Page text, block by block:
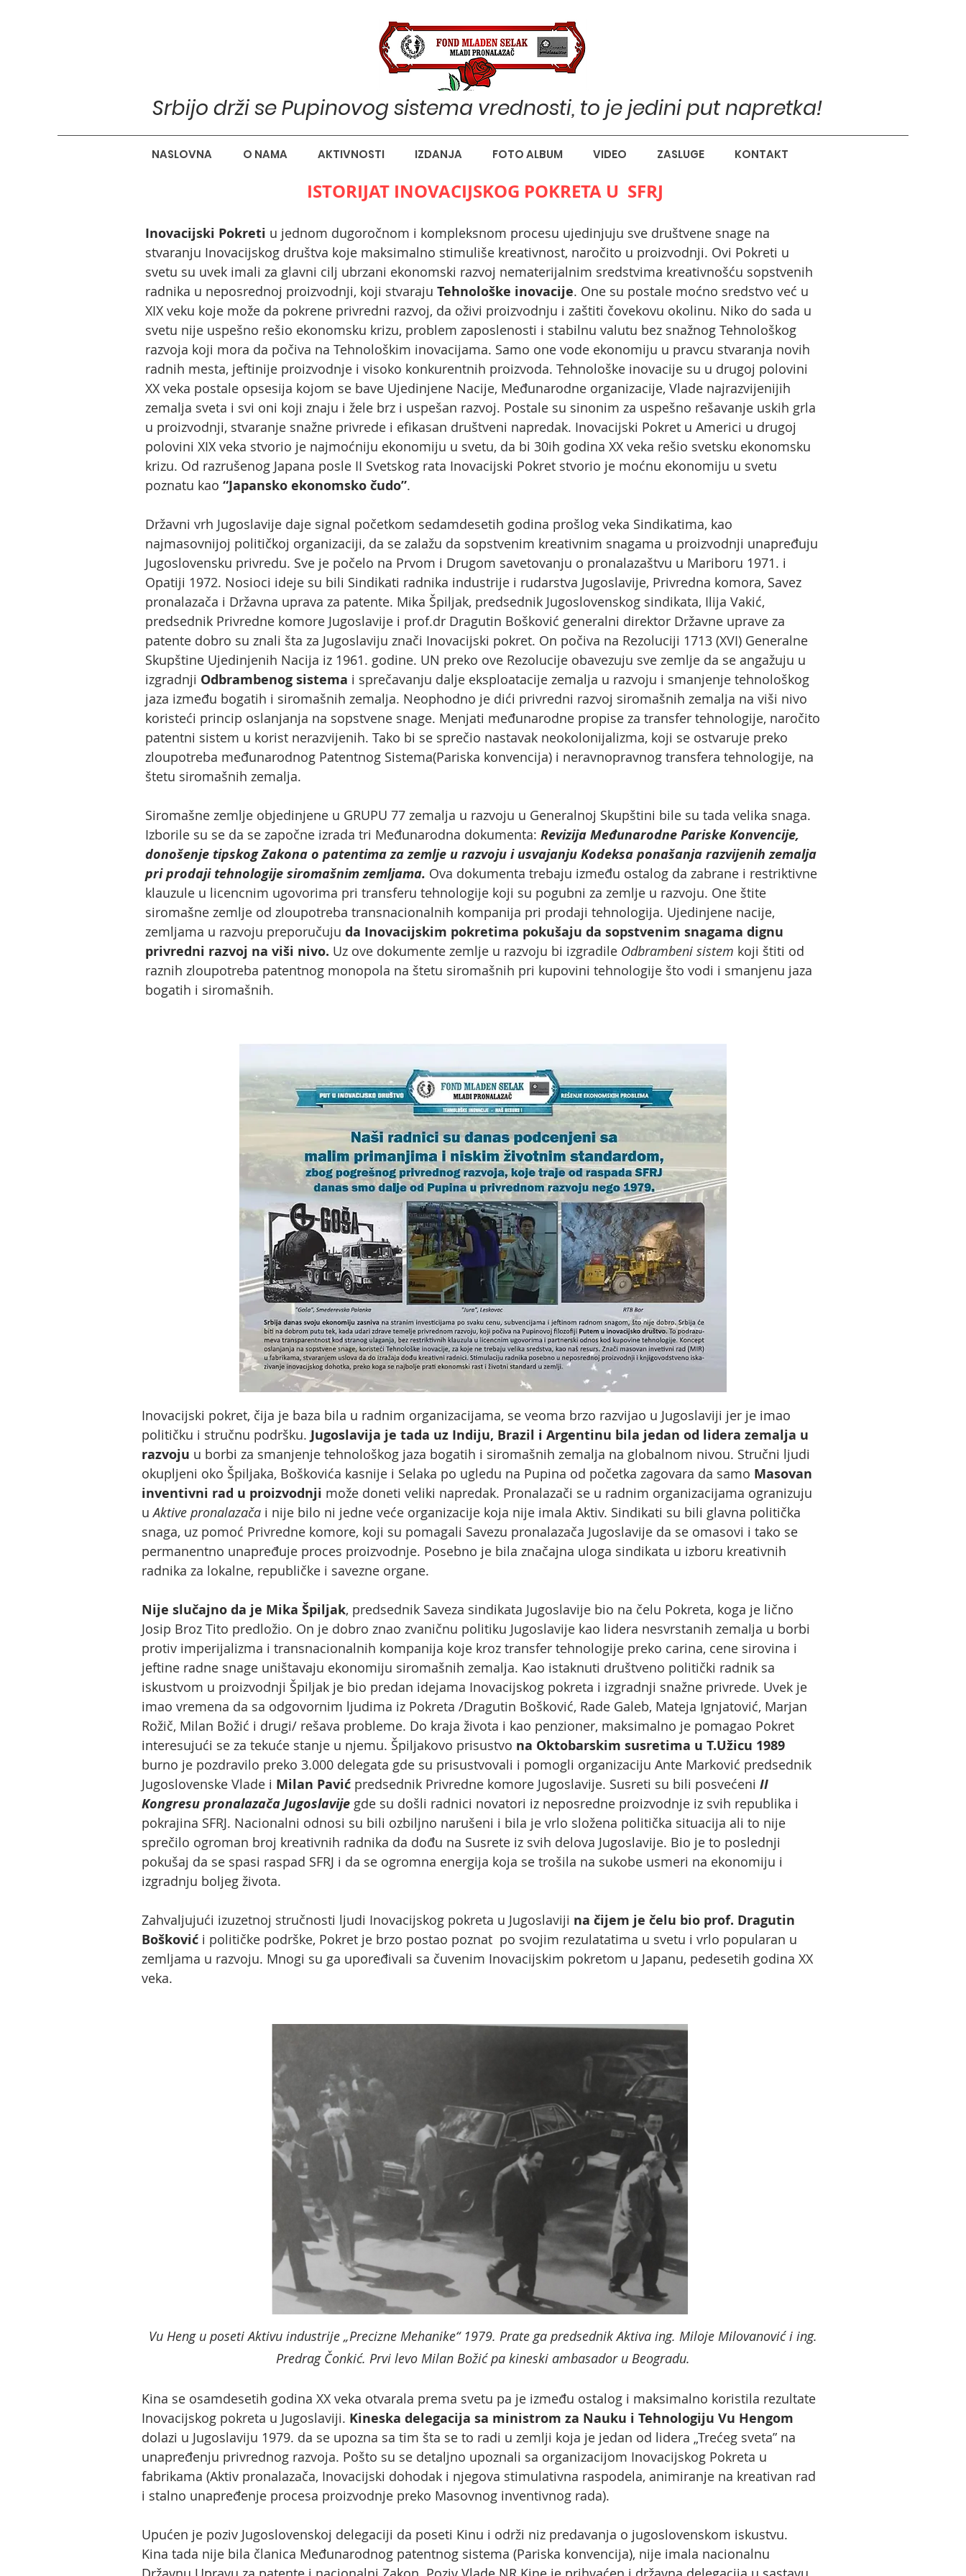
Srbijo drži se Pupinovog sistema vrednosti, to je jedini put napretka!
NASLOVNA O NAMA AKTIVNOSTI IZDANJA FOTO ALBUM VIDEO ZASLUGE KONTAKT
ISTORIJAT INOVACIJSKOG POKRETA U SFRJ
Inovacijski Pokreti u jednom dugoročnom i kompleksnom procesu ujedinjuju sve društvene snage na
stvaranju Inovacijskog društva koje maksimalno stimuliše kreativnost, naročito u proizvodnji. Ovi Pokreti u
svetu su uvek imali za glavni cilj ubrzani ekonomski razvoj nematerijalnim sredstvima kreativnošću sopstvenih
radnika u neposrednoj proizvodnji, koji stvaraju Tehnološke inovacije. One su postale moćno sredstvo već u
XIX veku koje može da pokrene privredni razvoj, da oživi proizvodnju i zaštiti čovekovu okolinu. Niko do sada u
svetu nije uspešno rešio ekonomsku krizu, problem zaposlenosti i stabilnu valutu bez snažnog Tehnološkog
razvoja koji mora da počiva na Tehnološkim inovacijama. Samo one vode ekonomiju u pravcu stvaranja novih
radnih mesta, jeftinije proizvodnje i visoko konkurentnih proizvoda. Tehnološke inovacije su u drugoj polovini
XX veka postale opsesija kojom se bave Ujedinjene Nacije, Međunarodne organizacije, Vlade najrazvijenijih
zemalja sveta i svi oni koji znaju i žele brz i uspešan razvoj. Postale su sinonim za uspešno rešavanje uskih grla
u proizvodnji, stvaranje snažne privrede i efikasan društveni napredak. Inovacijski Pokret u Americi u drugoj
polovini XIX veka stvorio je najmoćniju ekonomiju u svetu, da bi 30ih godina XX veka rešio svetsku ekonomsku
krizu. Od razrušenog Japana posle II Svetskog rata Inovacijski Pokret stvorio je moćnu ekonomiju u svetu
poznatu kao “Japansko ekonomsko čudo”.
Državni vrh Jugoslavije daje signal početkom sedamdesetih godina prošlog veka Sindikatima, kao
najmasovnijoj političkoj organizaciji, da se zalažu da sopstvenim kreativnim snagama u proizvodnji unapređuju
Jugoslovensku privredu. Sve je počelo na Prvom i Drugom savetovanju o pronalazaštvu u Mariboru 1971. i
Opatiji 1972. Nosioci ideje su bili Sindikati radnika industrije i rudarstva Jugoslavije, Privredna komora, Savez
pronalazača i Državna uprava za patente. Mika Špiljak, predsednik Jugoslovenskog sindikata, Ilija Vakić,
predsednik Privredne komore Jugoslavije i prof.dr Dragutin Bošković generalni direktor Državne uprave za
patente dobro su znali šta za Jugoslaviju znači Inovacijski pokret. On počiva na Rezoluciji 1713 (XVI) Generalne
Skupštine Ujedinjenih Nacija iz 1961. godine. UN preko ove Rezolucije obavezuju sve zemlje da se angažuju u
izgradnji Odbrambenog sistema i sprečavanju dalje eksploatacije zemalja u razvoju i smanjenje tehnološkog
jaza između bogatih i siromašnih zemalja. Neophodno je dići privredni razvoj siromašnih zemalja na viši nivo
koristeći princip oslanjanja na sopstvene snage. Menjati međunarodne propise za transfer tehnologije, naročito
patentni sistem u korist nerazvijenih. Tako bi se sprečio nastavak neokolonijalizma, koji se ostvaruje preko
zloupotreba međunarodnog Patentnog Sistema(Pariska konvencija) i neravnopravnog transfera tehnologije, na
štetu siromašnih zemalja.
Siromašne zemlje objedinjene u GRUPU 77 zemalja u razvoju u Generalnoj Skupštini bile su tada velika snaga.
Izborile su se da se započne izrada tri Međunarodna dokumenta: Revizija Međunarodne Pariske Konvencije,
donošenje tipskog Zakona o patentima za zemlje u razvoju i usvajanju Kodeksa ponašanja razvijenih zemalja
pri prodaji tehnologije siromašnim zemljama. Ova dokumenta trebaju između ostalog da zabrane i restriktivne
klauzule u licencnim ugovorima pri transferu tehnologije koji su pogubni za zemlje u razvoju. One štite
siromašne zemlje od zloupotreba transnacionalnih kompanija pri prodaji tehnologija. Ujedinjene nacije,
zemljama u razvoju preporučuju da Inovacijskim pokretima pokušaju da sopstvenim snagama dignu
privredni razvoj na viši nivo. Uz ove dokumente zemlje u razvoju bi izgradile Odbrambeni sistem koji štiti od
raznih zloupotreba patentnog monopola na štetu siromašnih pri kupovini tehnologije što vodi i smanjenu jaza
bogatih i siromašnih.
Inovacijski pokret, čija je baza bila u radnim organizacijama, se veoma brzo razvijao u Jugoslaviji jer je imao
političku i stručnu podršku. Jugoslavija je tada uz Indiju, Brazil i Argentinu bila jedan od lidera zemalja u
razvoju u borbi za smanjenje tehnološkog jaza bogatih i siromašnih zemalja na globalnom nivou. Stručni ljudi
okupljeni oko Špiljaka, Boškovića kasnije i Selaka po ugledu na Pupina od početka zagovara da samo Masovan
inventivni rad u proizvodnji može doneti veliki napredak. Pronalazači se u radnim organizacijama ogranizuju
uAktive pronalazača i nije bilo ni jedne veće organizacije koja nije imala Aktiv. Sindikati su bili glavna politička
snaga, uz pomoć Privredne komore, koji su pomagali Savezu pronalazača Jugoslavije da se omasovi i tako se
permanentno unapređuje proces proizvodnje. Posebno je bila značajna uloga sindikata u izboru kreativnih
radnika za lokalne, republičke i savezne organe.
Nije slučajno da je Mika Špiljak, predsednik Saveza sindikata Jugoslavije bio na čelu Pokreta, koga je lično
Josip Broz Tito predložio. On je dobro znao zvaničnu politiku Jugoslavije kao lidera nesvrstanih zemalja u borbi
protiv imperijalizma i transnacionalnih kompanija koje kroz transfer tehnologije preko carina, cene sirovina i
jeftine radne snage uništavaju ekonomiju siromašnih zemalja. Kao istaknuti društveno politički radnik sa
iskustvom u proizvodnji Špiljak je bio predan idejama Inovacijskog pokreta i izgradnji snažne privrede. Uvek je
imao vremena da sa odgovornim ljudima iz Pokreta /Dragutin Bošković, Rade Galeb, Mateja Ignjatović, Marjan
Rožič, Milan Božić i drugi/ rešava probleme. Do kraja života i kao penzioner, maksimalno je pomagao Pokret
interesujući se za tekuće stanje u njemu. Špiljakovo prisustvo na Oktobarskim susretima u T.Užicu 1989
burno je pozdravilo preko 3.000 delegata gde su prisustvovali i pomogli organizaciju Ante Marković predsednik
Jugoslovenske Vlade i Milan Pavić predsednik Privredne komore Jugoslavije. Susreti su bili posvećeni II
Kongresu pronalazača Jugoslavije gde su došli radnici novatori iz neposredne proizvodnje iz svih republika i
pokrajina SFRJ. Nacionalni odnosi su bili ozbiljno narušeni i bila je vrlo složena politička situacija ali to nije
sprečilo ogroman broj kreativnih radnika da dođu na Susrete iz svih delova Jugoslavije. Bio je to poslednji
pokušaj da se spasi raspad SFRJ i da se ogromna energija koja se trošila na sukobe usmeri na ekonomiju i
izgradnju boljeg života.
Zahvaljujući izuzetnoj stručnosti ljudi Inovacijskog pokreta u Jugoslaviji na čijem je čelu bio prof. Dragutin
Bošković i političke podrške, Pokret je brzo postao poznat po svojim rezulatatima u svetu i vrlo popularan u
zemljama u razvoju. Mnogi su ga upoređivali sa čuvenim Inovacijskim pokretom u Japanu, pedesetih godina XX
veka.
Vu Heng u poseti Aktivu industrije „Precizne Mehanike“ 1979. Prate ga predsednik Aktiva ing. Miloje Milovanović i ing.
Predrag Čonkić. Prvi levo Milan Božić pa kineski ambasador u Beogradu.
Kina se osamdesetih godina XX veka otvarala prema svetu pa je između ostalog i maksimalno koristila rezultate
Inovacijskog pokreta u Jugoslaviji. Kineska delegacija sa ministrom za Nauku i Tehnologiju Vu Hengom
dolazi u Jugoslaviju 1979. da se upozna sa tim šta se to radi u zemlji koja je jedan od lidera „Trećeg sveta” na
unapređenju privrednog razvoja. Pošto su se detaljno upoznali sa organizacijom Inovacijskog Pokreta u
fabrikama (Aktiv pronalazača, Inovacijski dohodak i njegova stimulativna raspodela, animiranje na kreativan rad
i stalno unapređenje procesa proizvodnje preko Masovnog inventivnog rada).
Upućen je poziv Jugoslovenskoj delegaciji da poseti Kinu i održi niz predavanja o jugoslovenskom iskustvu.
Kina tada nije bila članica Međunarodnog patentnog sistema (Pariska konvencija), nije imala nacionalnu